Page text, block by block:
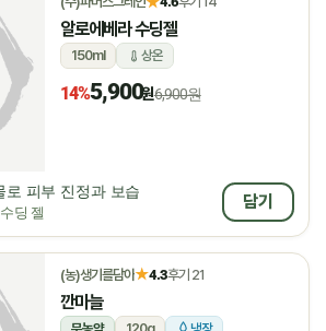
알로에베라 수딩젤
150ml 상온
14%5,900원6,900원
로 피부 진정과 보습
딩 젤
담기
(농)생기를담아★4.3후기 21
깐마늘